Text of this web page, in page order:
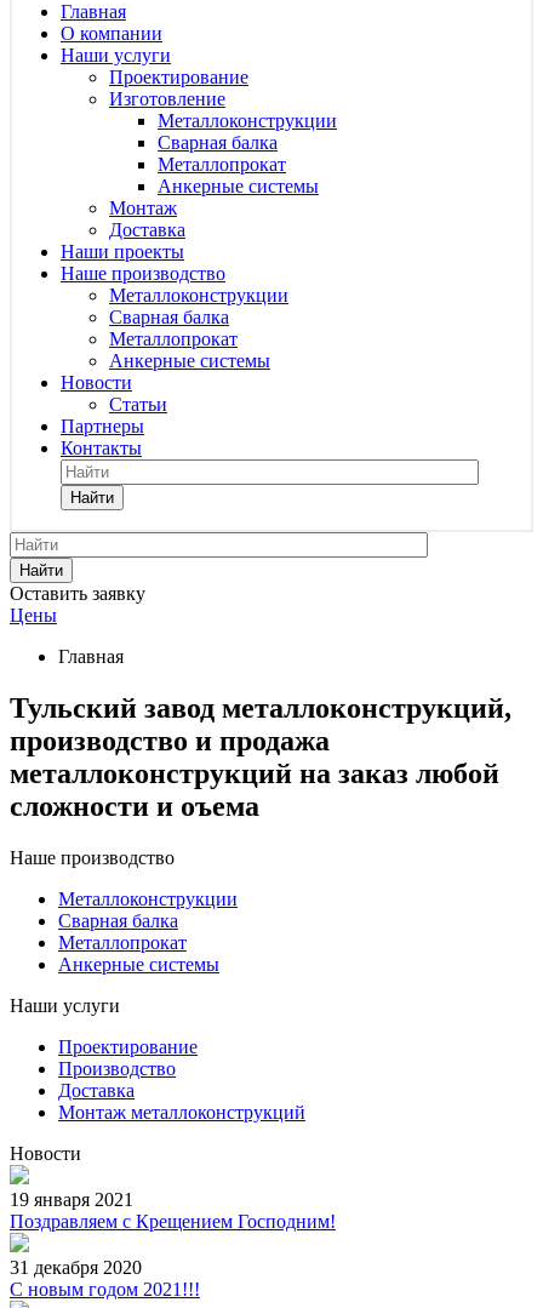
Главная
О компании
Наши услуги
Проектирование
Изготовление
Металлоконструкции
Сварная балка
Металлопрокат
Анкерные системы
Монтаж
Доставка
Наши проекты
Наше производство
Металлоконструкции
Сварная балка
Металлопрокат
Анкерные системы
Новости
Статьи
Партнеры
Контакты
Найти
Найти
Оставить заявку
Цены
Главная
Тульский завод металлоконструкций,
производство и продажа
металлоконструкций на заказ любой
сложности и оъема
Наше производство
Металлоконструкции
Сварная балка
Металлопрокат
Анкерные системы
Наши услуги
Проектирование
Производство
Доставка
Монтаж металлоконструкций
Новости
19 января 2021
Поздравляем с Крещением Господним!
31 декабря 2020
С новым годом 2021!!!